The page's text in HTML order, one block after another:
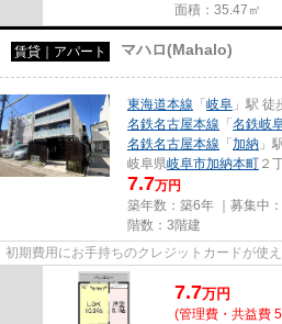
面積：35.47㎡
賃貸｜アパート マハロ(Mahalo)
東海道本線 「 岐阜 」駅 徒
名鉄名古屋本線 「 名鉄岐
名鉄名古屋本線 「 加納 」
岐阜県岐阜市加納本町 ２
7.7万円
築年数：築6年 ｜募集中：
階数：3階建
初期費用にお手持ちのクレジットカードが使
7.7万円
(管理費・共益費